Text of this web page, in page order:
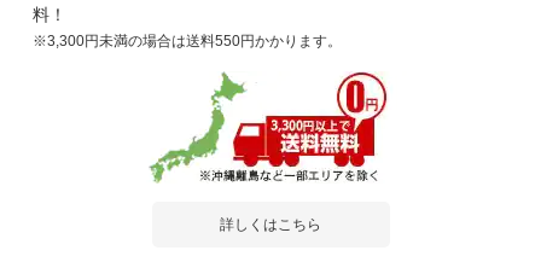
料！
※3,300円未満の場合は送料550円かかります。
詳しくはこちら